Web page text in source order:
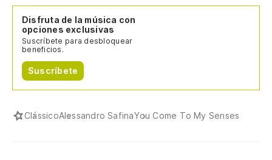
Disfruta de la música con
opciones exclusivas
Suscríbete para desbloquear
beneficios.
Suscríbete
ClássicoAlessandro SafinaYou Come To My Senses